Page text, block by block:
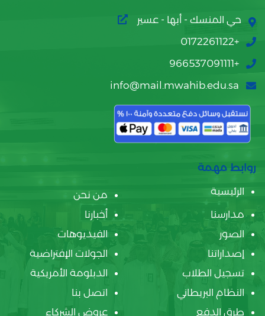
حي المنسك - أبها - عسير
+0172261122
+966537091111
info@mail.mwahib.edu.sa
روابط مهمة
الرئيسية
من نحن
مدارسنا
أخبارنا
الصور
الفيديوهات
إصداراتنا
الجولات الإفتراضية
تسجيل الطلاب
الدبلومة الأمريكية
النظام البريطاني
اتصل بنا
طرق الدفع
عروض الشركاء